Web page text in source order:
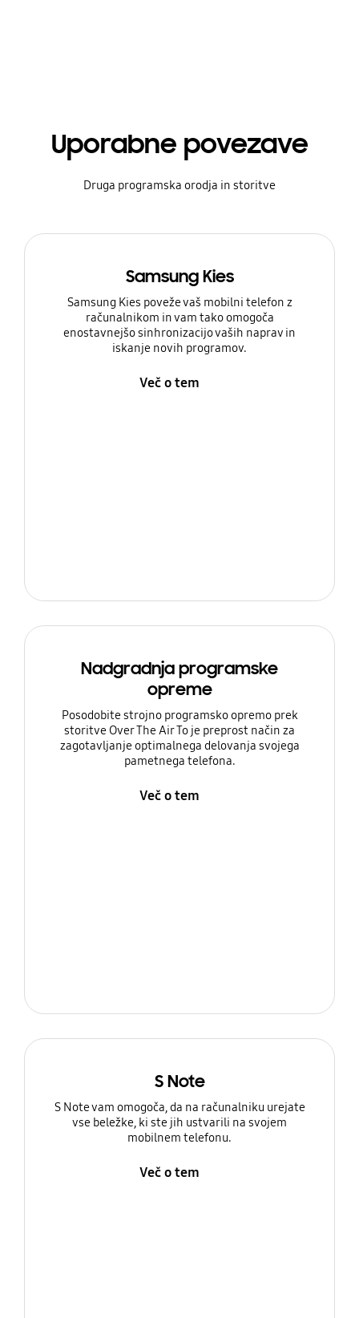
Uporabne povezave
Druga programska orodja in storitve
Samsung Kies
Samsung Kies poveže vaš mobilni telefon z
računalnikom in vam tako omogoča
enostavnejšo sinhronizacijo vaših naprav in
iskanje novih programov.
Več o tem
Nadgradnja programske
opreme
Posodobite strojno programsko opremo prek
storitve Over The Air To je preprost način za
zagotavljanje optimalnega delovanja svojega
pametnega telefona.
Več o tem
S Note
S Note vam omogoča, da na računalniku urejate
vse beležke, ki ste jih ustvarili na svojem
mobilnem telefonu.
Več o tem